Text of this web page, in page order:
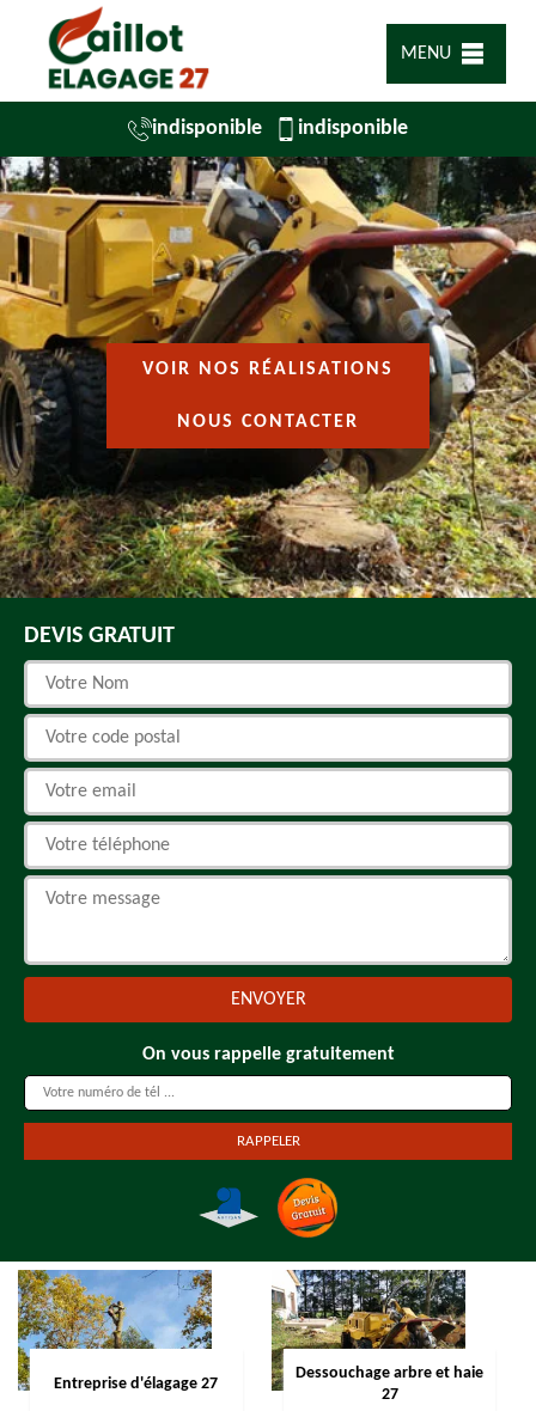
MENU
indisponible indisponible
VOIR NOS RÉALISATIONS
NOUS CONTACTER
DEVIS GRATUIT
On vous rappelle gratuitement
Entreprise d'élagage 27
Dessouchage arbre et haie
27